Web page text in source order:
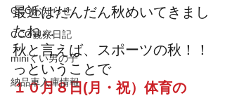
CCOお知らせ
CCO観察日記
miniくい男の子
納品車入庫情報
最近はだんだん秋めいてきまし
たね…
秋と言えば、スポーツの秋！！
っということで
１０月８日(月・祝）体育の